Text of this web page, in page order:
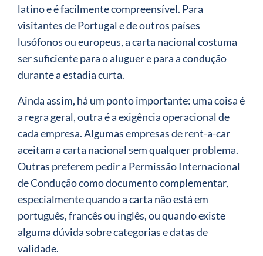
latino e é facilmente compreensível. Para
visitantes de Portugal e de outros países
lusófonos ou europeus, a carta nacional costuma
ser suficiente para o aluguer e para a condução
durante a estadia curta.
Ainda assim, há um ponto importante: uma coisa é
a regra geral, outra é a exigência operacional de
cada empresa. Algumas empresas de rent-a-car
aceitam a carta nacional sem qualquer problema.
Outras preferem pedir a Permissão Internacional
de Condução como documento complementar,
especialmente quando a carta não está em
português, francês ou inglês, ou quando existe
alguma dúvida sobre categorias e datas de
validade.